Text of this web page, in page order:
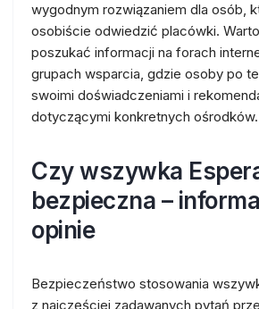
wygodnym rozwiązaniem dla osób,
osobiście odwiedzić placówki.
poszukać informacji na forach
grupach wsparcia, gdzie osoby po
swoimi doświadczeniami i
dotyczącymi konkretnych ośrodków.
Czy wszywka
bezpieczna –
opinie
Bezpieczeństwo stosowania
z najczęściej zadawanych pytań